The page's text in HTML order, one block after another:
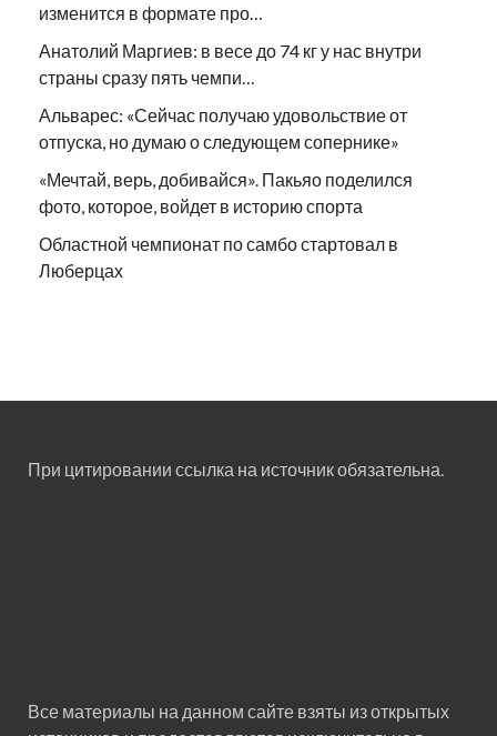
изменится в формате про…
Анатолий Маргиев: в весе до 74 кг у нас внутри
страны сразу пять чемпи…
Альварес: «Сейчас получаю удовольствие от
отпуска, но думаю о следующем сопернике»
«Мечтай, верь, добивайся». Пакьяо поделился
фото, которое, войдет в историю спорта
Областной чемпионат по самбо стартовал в
Люберцах
При цитировании ссылка на источник обязательна.
Все материалы на данном сайте взяты из открытых